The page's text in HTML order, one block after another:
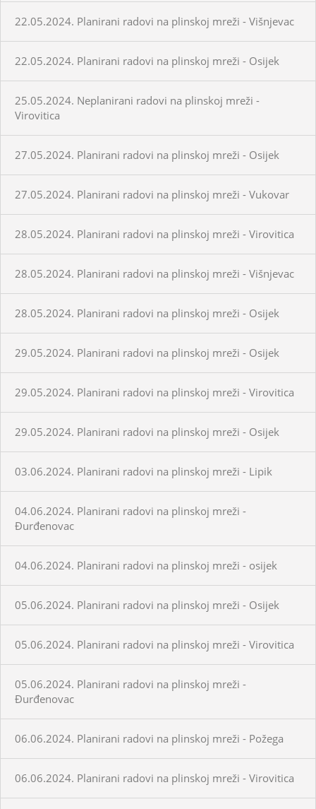
22.05.2024. Planirani radovi na plinskoj mreži - Višnjevac
22.05.2024. Planirani radovi na plinskoj mreži - Osijek
25.05.2024. Neplanirani radovi na plinskoj mreži -
Virovitica
27.05.2024. Planirani radovi na plinskoj mreži - Osijek
27.05.2024. Planirani radovi na plinskoj mreži - Vukovar
28.05.2024. Planirani radovi na plinskoj mreži - Virovitica
28.05.2024. Planirani radovi na plinskoj mreži - Višnjevac
28.05.2024. Planirani radovi na plinskoj mreži - Osijek
29.05.2024. Planirani radovi na plinskoj mreži - Osijek
29.05.2024. Planirani radovi na plinskoj mreži - Virovitica
29.05.2024. Planirani radovi na plinskoj mreži - Osijek
03.06.2024. Planirani radovi na plinskoj mreži - Lipik
04.06.2024. Planirani radovi na plinskoj mreži -
Đurđenovac
04.06.2024. Planirani radovi na plinskoj mreži - osijek
05.06.2024. Planirani radovi na plinskoj mreži - Osijek
05.06.2024. Planirani radovi na plinskoj mreži - Virovitica
05.06.2024. Planirani radovi na plinskoj mreži -
Đurđenovac
06.06.2024. Planirani radovi na plinskoj mreži - Požega
06.06.2024. Planirani radovi na plinskoj mreži - Virovitica